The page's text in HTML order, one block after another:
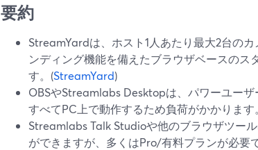
要約
StreamYardは、ホスト1人あたり最大2台の
ンディング機能を備えたブラウザベースの
す。(StreamYard)
OBSやStreamlabs Desktopは、パワーユーザ
すべてPC上で動作するため負荷がかかります
Streamlabs Talk Studioや他のブラウザツー
ができますが、多くはPro/有料プランが必